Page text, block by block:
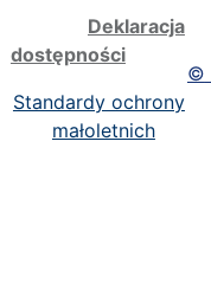
Deklaracja
dostępności
Standardy ochrony
małoletnich
©